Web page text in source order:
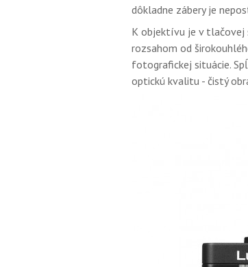
dôkladne zábery je
K objektívu je v tlačovej
rozsahom od
fotografickej situácie.
optickú kvalitu - čistý